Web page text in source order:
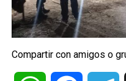
Compartir con amigos o